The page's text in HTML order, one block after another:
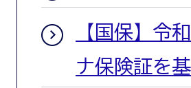
【国保】令
ナ保険証を